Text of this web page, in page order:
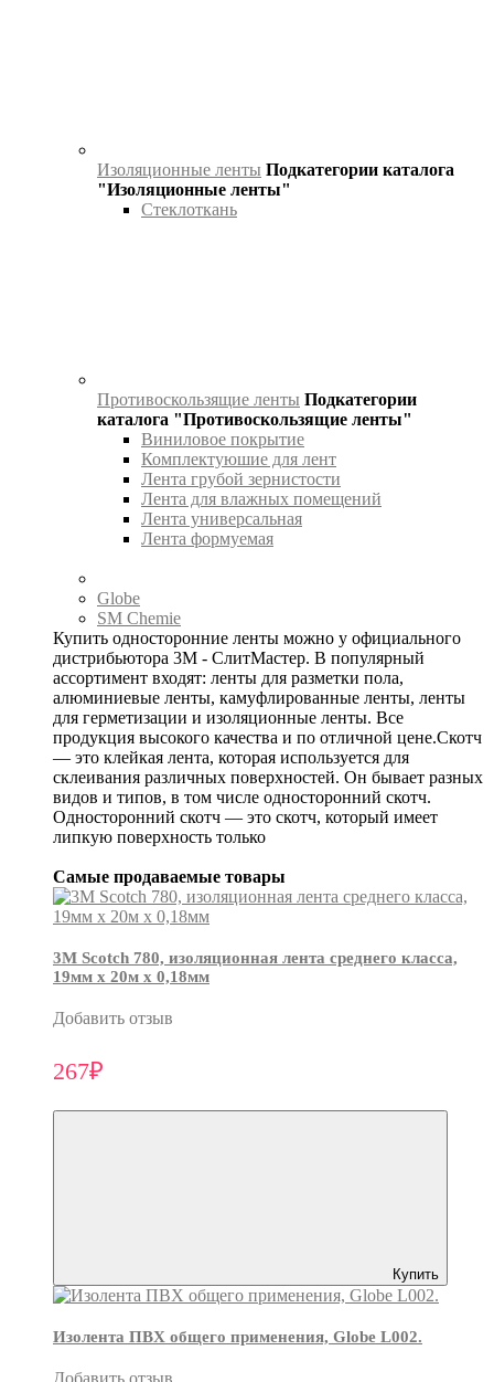
Изоляционные ленты Подкатегории каталога
"Изоляционные ленты"
Стеклоткань
Противоскользящие ленты Подкатегории
каталога "Противоскользящие ленты"
Виниловое покрытие
Комплектуюшие для лент
Лента грубой зернистости
Лента для влажных помещений
Лента универсальная
Лента формуемая
Globe
SM Chemie
Купить односторонние ленты можно у официального
дистрибьютора 3М - СлитМастер. В популярный
ассортимент входят: ленты для разметки пола,
алюминиевые ленты, камуфлированные ленты, ленты
для герметизации и изоляционные ленты. Все
продукция высокого качества и по отличной цене.Скотч
— это клейкая лента, которая используется для
склеивания различных поверхностей. Он бывает разных
видов и типов, в том числе односторонний скотч.
Односторонний скотч — это скотч, который имеет
липкую поверхность только
Самые продаваемые товары
3М Scotch 780, изоляционная лента среднего класса,
19мм х 20м х 0,18мм
Добавить отзыв
267₽
Купить
Изолента ПВХ общего применения, Globe L002.
Добавить отзыв